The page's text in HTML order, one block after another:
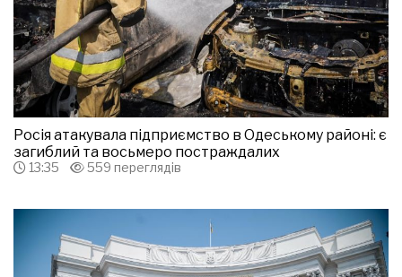
Росія атакувала підприємство в Одеському районі: є
загиблий та восьмеро постраждалих
13:35 559 переглядів